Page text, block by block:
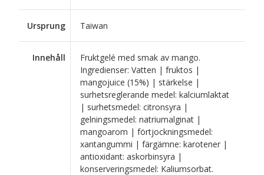
Ursprung Taiwan
Innehåll
Fruktgelé med smak av mango.
Ingredienser: Vatten | fruktos |
mangojuice (15%) | stärkelse |
surhetsreglerande medel: kalciumlaktat
| surhetsmedel: citronsyra |
gelningsmedel: natriumalginat |
mangoarom | förtjockningsmedel:
xantangummi | färgämne: karotener |
antioxidant: askorbinsyra |
konserveringsmedel: Kaliumsorbat.